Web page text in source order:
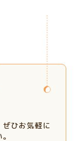
ひお気軽に